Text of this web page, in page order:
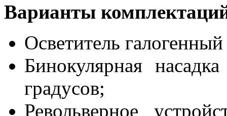
Варианты
Осветитель
Бинокулярная
градусов;
Револьверное